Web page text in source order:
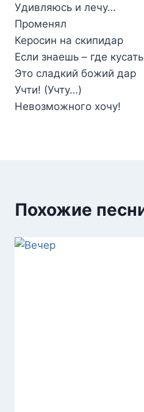
Удивляюсь и лечу…
Променял
Керосин на скипидар
Если знаешь – где
Это сладкий божий дар
Учти! (Учту…)
Невозможного хочу!
Похожие